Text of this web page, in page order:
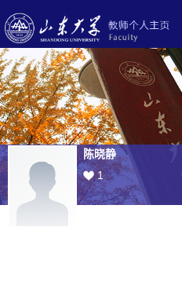
陈晓静
1